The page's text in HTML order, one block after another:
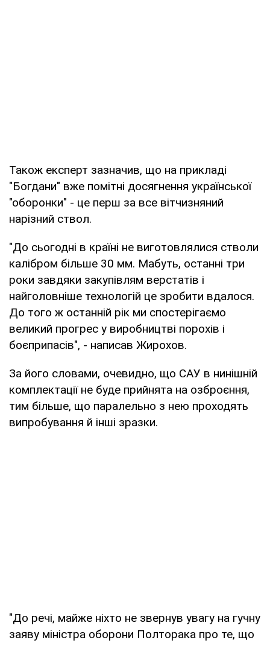
Також експерт зазначив, що на прикладі
"Богдани" вже помітні досягнення української
"оборонки" - це перш за все вітчизняний
нарізний ствол.
"До сьогодні в країні не виготовлялися стволи
калібром більше 30 мм. Мабуть, останні три
роки завдяки закупівлям верстатів і
найголовніше технологій це зробити вдалося.
До того ж останній рік ми спостерігаємо
великий прогрес у виробництві порохів і
боєприпасів", - написав Жирохов.
За його словами, очевидно, що САУ в нинішній
комплектації не буде прийнята на озброєння,
тим більше, що паралельно з нею проходять
випробування й інші зразки.
"До речі, майже ніхто не звернув увагу на гучну
заяву міністра оборони Полторака про те, що